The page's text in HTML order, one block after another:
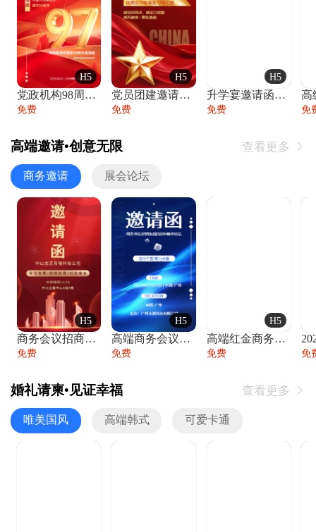
H5
党政机构98周年八一建军节庆祝晚会活动邀
免费
H5
党员团建邀请函党建活动风采党会工作汇报总
免费
H5
升学宴邀请函喜报金榜题名高端谢师宴邀请函
免费 免
高端邀请•创意无限 查看更多 
商务邀请 展会论坛
H5
商务会议招商展会科技峰会邀请函年会邀请
免费
H5
高端商务会议招商加盟展会峰会论坛邀请函
免费
H5
高端红金商务会议年会年终盛典答谢邀请函
免费 免
婚礼请柬•见证幸福 查看更多 
唯美国风 高端韩式 可爱卡通